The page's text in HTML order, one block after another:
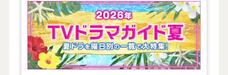
【2026年夏】TVドラマガイド